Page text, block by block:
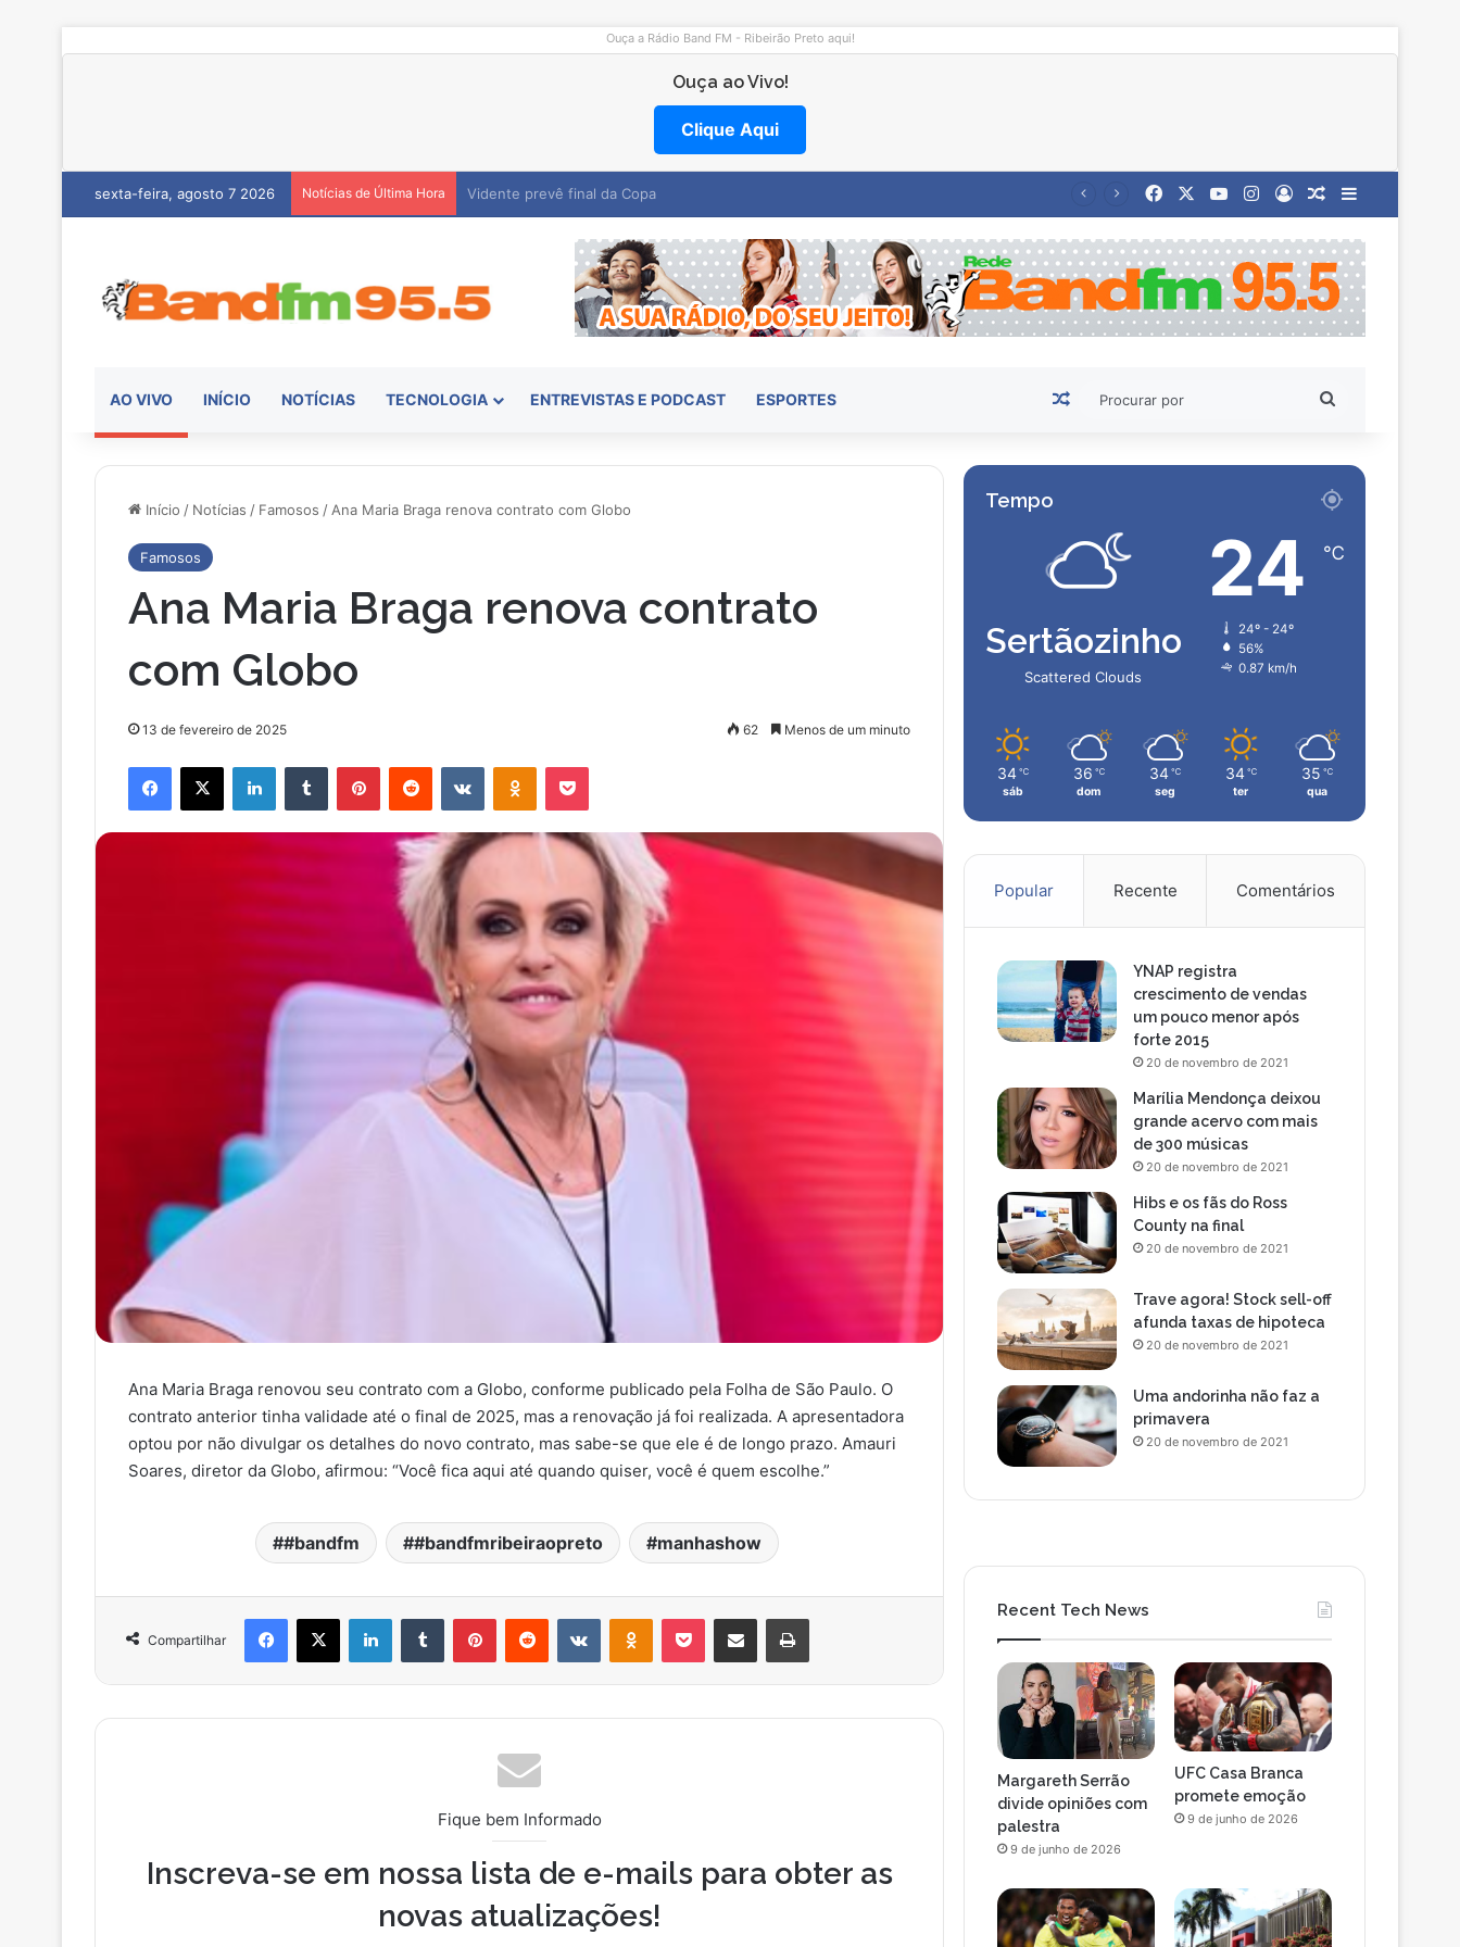
Ouça a Rádio Band FM - Ribeirão Preto aqui!
Ouça ao Vivo!
Clique Aqui
sexta-feira, agosto 7 2026 Notícias de Última Hora Hemocentro abre vagas na região Facebook YouTubeInstagram
EntrarArtigo aleatório
AO VIVO INÍCIO NOTÍCIAS TECNOLOGIA ENTREVISTAS E PODCAST ESPORTES Artigo aleatório
Início / Notícias / Famosos /Ana Maria Braga renova contrato com Globo
Famosos
Ana Maria Braga renova contrato
com Globo
13 de fevereiro de 2025 62 Menos de um minuto
Ana Maria Braga renovou seu contrato com a Globo, conforme publicado pela Folha de São Paulo. O
contrato anterior tinha validade até o final de 2025, mas a renovação já foi realizada. A apresentadora
optou por não divulgar os detalhes do novo contrato, mas sabe-se que ele é de longo prazo. Amauri
Soares, diretor da Globo, afirmou: “Você fica aqui até quando quiser, você é quem escolhe.”
#bandfm #bandfmribeiraopreto manhashow
Compartilhar
Fique bem Informado
Inscreva-se em nossa lista de e-mails para obter as
novas atualizações!
Tempo
Sertãozinho
Scattered Clouds
24 ℃
24º - 24º
56%
0.87 km/h
34 ℃
sáb
36 ℃
dom
34 ℃
seg
34 ℃
ter
35 ℃
qua
Popular Recente Comentários
YNAP registra
crescimento de vendas
um pouco menor após
forte 2015
20 de novembro de 2021
Marília Mendonça deixou
grande acervo com mais
de 300 músicas
20 de novembro de 2021
Hibs e os fãs do Ross
County na final
20 de novembro de 2021
Trave agora! Stock sell-off
afunda taxas de hipoteca
20 de novembro de 2021
Uma andorinha não faz a
primavera
20 de novembro de 2021
Recent Tech News
Margareth Serrão
divide opiniões com
palestra
9 de junho de 2026
UFC Casa Branca
promete emoção
9 de junho de 2026